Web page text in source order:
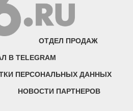
ОТДЕЛ ПРОДАЖ
В TELEGRAM
ПЕРСОНАЛЬНЫХ ДАННЫХ
НОВОСТИ ПАРТНЕРОВ